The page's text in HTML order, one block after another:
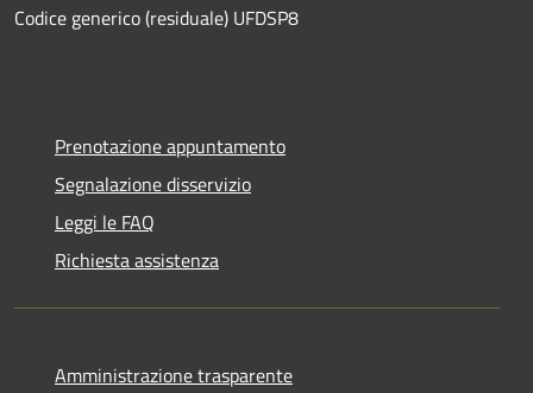
Codice generico (residuale) UFDSP8
Prenotazione appuntamento
Segnalazione disservizio
Leggi le FAQ
Richiesta assistenza
Amministrazione trasparente